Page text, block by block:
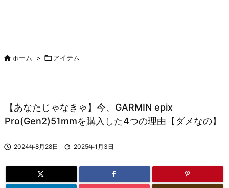
ホーム > アイテム
【あなたじゃなきゃ】今、GARMIN epix
Pro(Gen2)51mmを購入した4つの理由【ダメなの】
 2024年8月28日  2025年1月3日